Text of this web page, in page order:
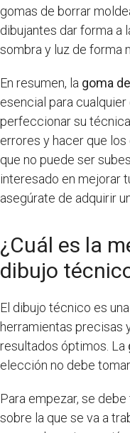
gomas de borrar
dibujantes dar forma a
sombra y luz de forma
En resumen, la goma
esencial para
perfeccionar su
errores y hacer que
que no puede ser
interesado en mejorar
asegúrate de adquirir
¿Cuál es la
dibujo
El dibujo técnico es
herramientas precisas
resultados óptimos. La
elección no debe
Para empezar, se
sobre la que se va a